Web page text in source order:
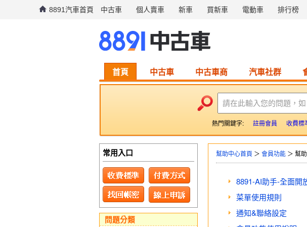
8891汽車首頁 中古車 個人賣車 新車 買新車 電動車 排行榜
首頁 中古車 中古車商 汽車社群
請在此輸入您的問題，
熱門關鍵字: 註冊會員 收費標
幫助中心首頁 ＞ 會員功能 ＞ 幫
8891-AI助手-全面開
菜單使用規則
通知&聯絡設定
常用入口
問題分類